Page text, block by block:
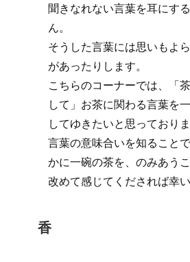
聞きなれない言葉を耳にす
ん。
そうした言葉には思いもよ
があったりします。
こちらのコーナーでは、「
して」お茶に関わる言葉を
してゆきたいと思っておりま
言葉の意味合いを知ること
かに一碗の茶を、のみあう
改めて感じてくだされば幸い
香